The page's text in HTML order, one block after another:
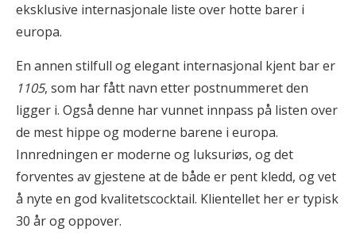
eksklusive internasjonale liste over hotte barer i
europa.
En annen stilfull og elegant internasjonal kjent bar er
1105, som har fått navn etter postnummeret den
ligger i. Også denne har vunnet innpass på listen over
de mest hippe og moderne barene i europa.
Innredningen er moderne og luksuriøs, og det
forventes av gjestene at de både er pent kledd, og vet
å nyte en god kvalitetscocktail. Klientellet her er typisk
30 år og oppover.